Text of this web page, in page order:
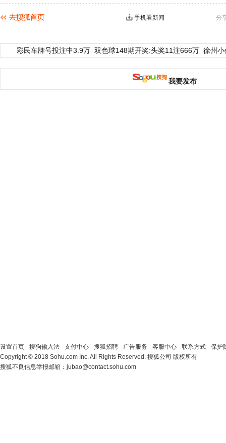
分
手机看新闻
彩民车牌号投注中3.9万 双色球148期开奖:头奖11注666万 徐州
我要发布
设置首页 - 搜狗输入法 - 支付中心 - 搜狐招聘 - 广告服务 - 客服中心 - 联系方式 - 保护
Copyright© 2018 Sohu.com Inc. All Rights Reserved. 搜狐公司 版权所有
搜狐不良信息举报邮箱： jubao@contact.sohu.com